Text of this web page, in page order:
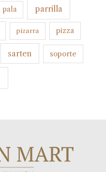
pala parrilla
pizarra pizza
sarten soporte